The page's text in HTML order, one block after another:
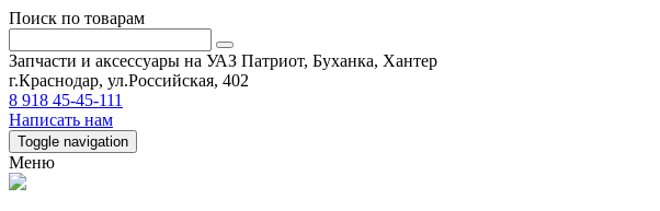
Поиск по товарам
Запчасти и аксессуары на УАЗ Патриот, Буханка, Хантер
г.Краснодар, ул.Российская, 402
8 918 45-45-111
Написать нам
Toggle navigation
Меню